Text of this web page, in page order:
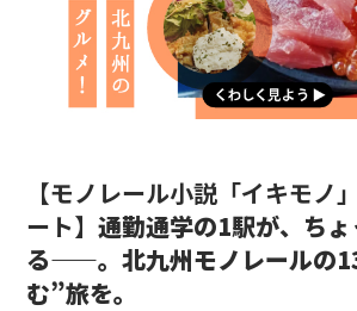
【モノレール小説「イキモノ
ート】通勤通学の1駅が、ち
る——。北九州モノレールの
む”旅を。